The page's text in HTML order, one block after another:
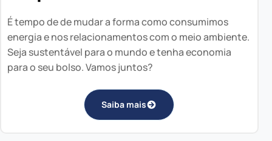
É tempo de de mudar a forma como consumimos
energia e nos relacionamentos com o meio ambiente.
Seja sustentável para o mundo e tenha economia
para o seu bolso. Vamos juntos?
Saiba mais